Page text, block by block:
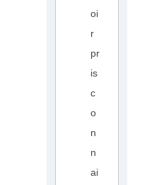
oi
r
pr
is
c
o
n
n
ai